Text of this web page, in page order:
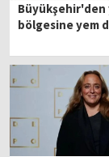
Büyükşehir'den
bölgesine yem